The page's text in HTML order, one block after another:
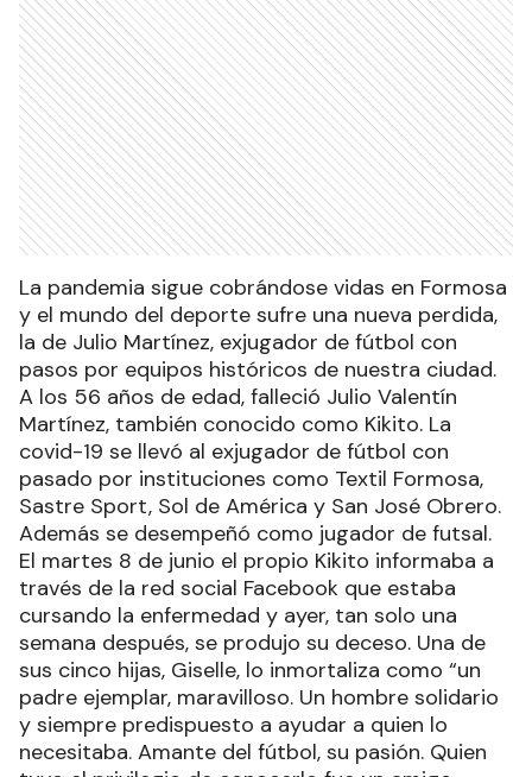
La pandemia sigue cobrándose vidas en Formosa
y el mundo del deporte sufre una nueva perdida,
la de Julio Martínez, exjugador de fútbol con
pasos por equipos históricos de nuestra ciudad.
A los 56 años de edad, falleció Julio Valentín
Martínez, también conocido como Kikito. La
covid-19 se llevó al exjugador de fútbol con
pasado por instituciones como Textil Formosa,
Sastre Sport, Sol de América y San José Obrero.
Además se desempeñó como jugador de futsal.
El martes 8 de junio el propio Kikito informaba a
través de la red social Facebook que estaba
cursando la enfermedad y ayer, tan solo una
semana después, se produjo su deceso. Una de
sus cinco hijas, Giselle, lo inmortaliza como “un
padre ejemplar, maravilloso. Un hombre solidario
y siempre predispuesto a ayudar a quien lo
necesitaba. Amante del fútbol, su pasión. Quien